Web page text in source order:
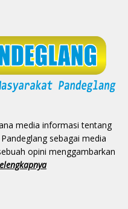
media informasi tentang
sebagai media
opini menggambarkan